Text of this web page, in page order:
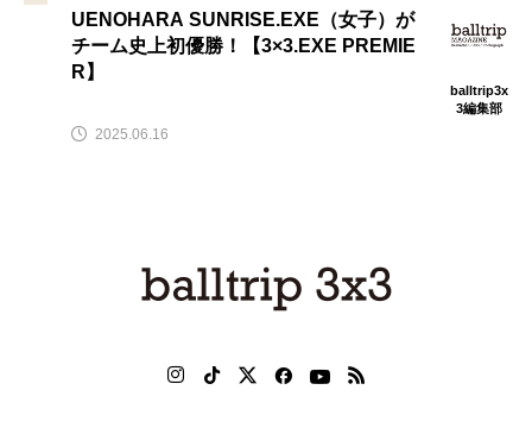
UENOHARA SUNRISE.EXE（女子）が
チーム史上初優勝！【3×3.EXE PREMIE
R】
balltrip3x
3編集部
2025.06.16